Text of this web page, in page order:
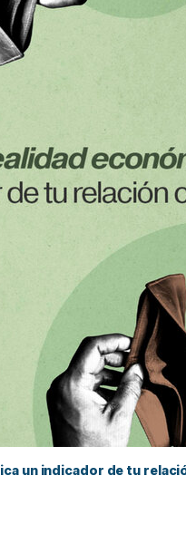
un indicador de tu